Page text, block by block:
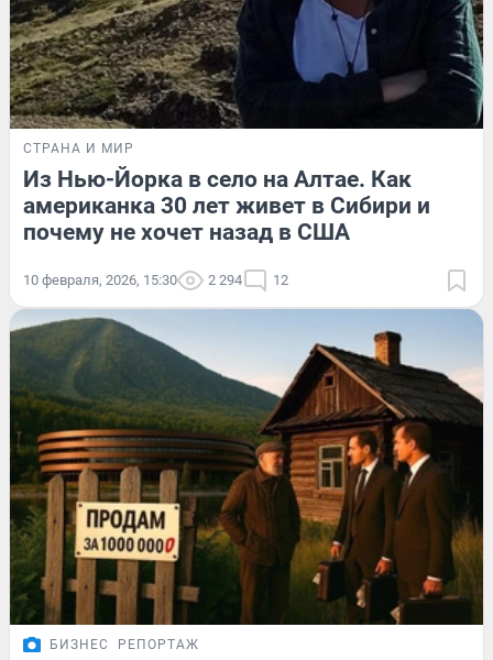
СТРАНА И МИР
Из Нью-Йорка в село на Алтае. Как
американка 30 лет живет в Сибири и
почему не хочет назад в США
10 февраля, 2026, 15:30 2 294 12
БИЗНЕС РЕПОРТАЖ